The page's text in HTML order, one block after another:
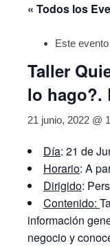
« Todos los
Este
Taller
lo hago?.
21 junio, 2022 @
Día: 21 de
Horario: A
Dirigido:
Contenido:
información
negocio y